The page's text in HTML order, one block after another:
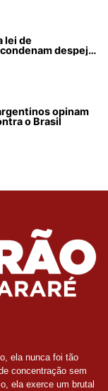
lei de
despejos
opinam
o Brasil
ela nunca foi tão
concentração sem
ela exerce um brutal